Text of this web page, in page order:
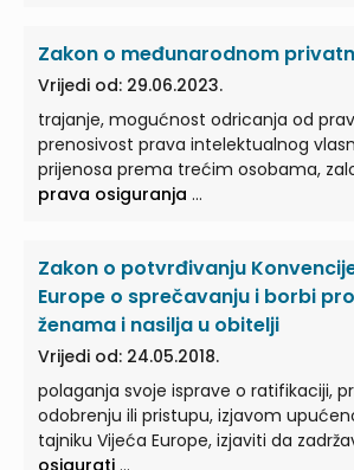
Zakon o međunarodnom
Vrijedi od: 29.06.2023.
trajanje, mogućnost odricanja od
prenosivost prava intelektualnog
prijenosa prema trećim osobama,
prava osiguranja ...
Zakon o potvrđivanju
Europe o sprečavanju i borbi
ženama i nasilja u obitelji
Vrijedi od: 24.05.2018.
polaganja svoje isprave o ratifikaciji,
odobrenju ili pristupu, izjavom
tajniku Vijeća Europe, izjaviti da